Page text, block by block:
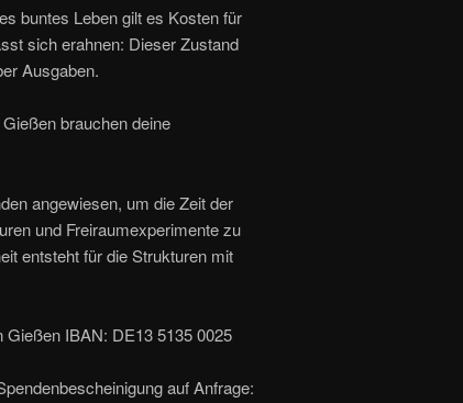
buntes Leben gilt es Kosten für
sich erahnen: Dieser Zustand
Ausgaben.
brauchen deine
angewiesen, um die Zeit der
und Freiraumexperimente zu
entsteht für die Strukturen mit
IBAN: DE13 5135 0025
auf Anfrage: